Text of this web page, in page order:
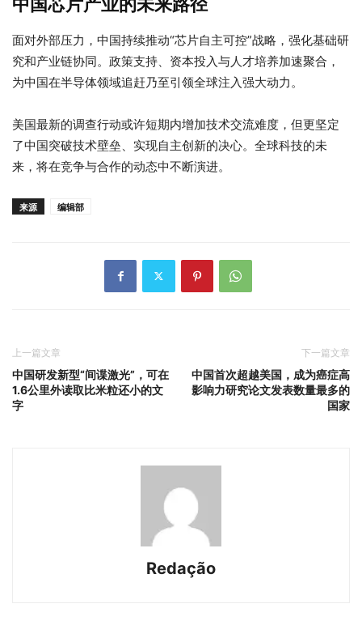
面对外部压力，中国持续推动“芯片自主可控”战略，强化基础研
究和产业链协同。政策支持、资本投入与人才培养加速聚合，
为中国在半导体领域追赶乃至引领全球注入强大动力。
美国最新的调查行动或许短期内增加技术交流难度，但更坚定
了中国突破技术壁垒、实现自主创新的决心。全球科技的未
来，将在竞争与合作的动态中不断演进。
来源 编辑部
上一篇文章
中国研发新型“间谍激光”，可在
1.6公里外读取比米粒还小的文
字
下一篇文章
中国首次超越美国，成为癌症高
影响力研究论文发表数量最多的
国家
Redação